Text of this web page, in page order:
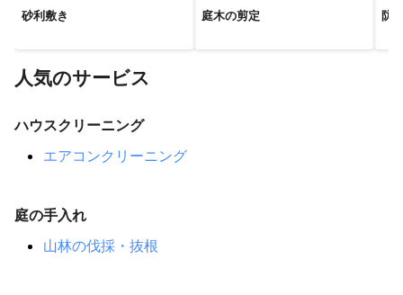
砂利敷き 庭木の剪定 防
人気のサービス
ハウスクリーニング
エアコンクリーニング
庭の手入れ
山林の伐採・抜根